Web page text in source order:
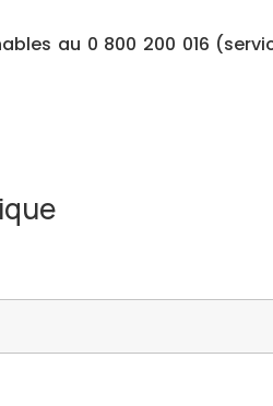
au 0 800 200 016